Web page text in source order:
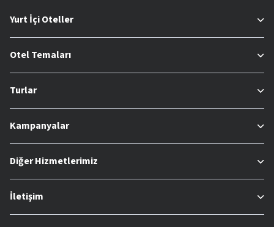
Yurt İçi Oteller
Otel Temaları
Turlar
Kampanyalar
Diğer Hizmetlerimiz
İletişim